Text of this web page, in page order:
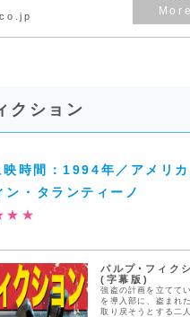
クション
時間：1994年／アメリ
ン・タランティーノ
パルプ･フィク
(字幕版)
強盗の計画を立てて
を導入部に、盗まれ
取り戻そうとする二